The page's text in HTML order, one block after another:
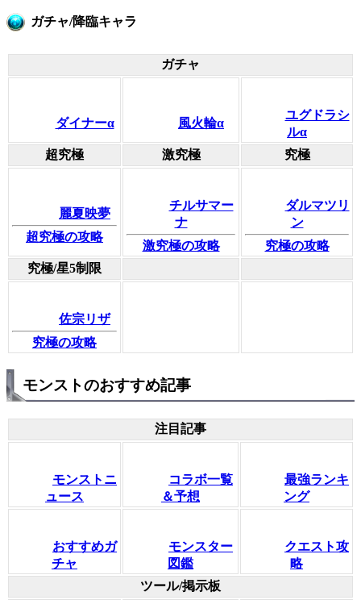
ガチャ/降臨キャラ
ガチャ
ダイナーα 風火輪α
ユグドラシ
ルα
超究極
激究極 究極
麗夏映夢
超究極の攻略
チルサマー
ナ
激究極の攻略
ダルマツリ
ン
究極の攻略
究極/星5制限
佐宗リザ
究極の攻略
モンストのおすすめ記事
注目記事
モンストニ
ュース
コラボ一覧
＆予想
最強ランキ
ング
おすすめガ
チャ
モンスター
図鑑
クエスト攻
略
ツール/掲示板